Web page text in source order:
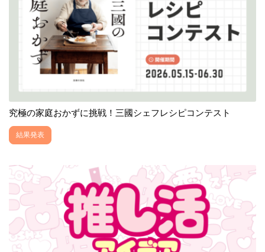
究極の家庭おかずに挑戦！三國シェフレシピコンテスト
結果発表